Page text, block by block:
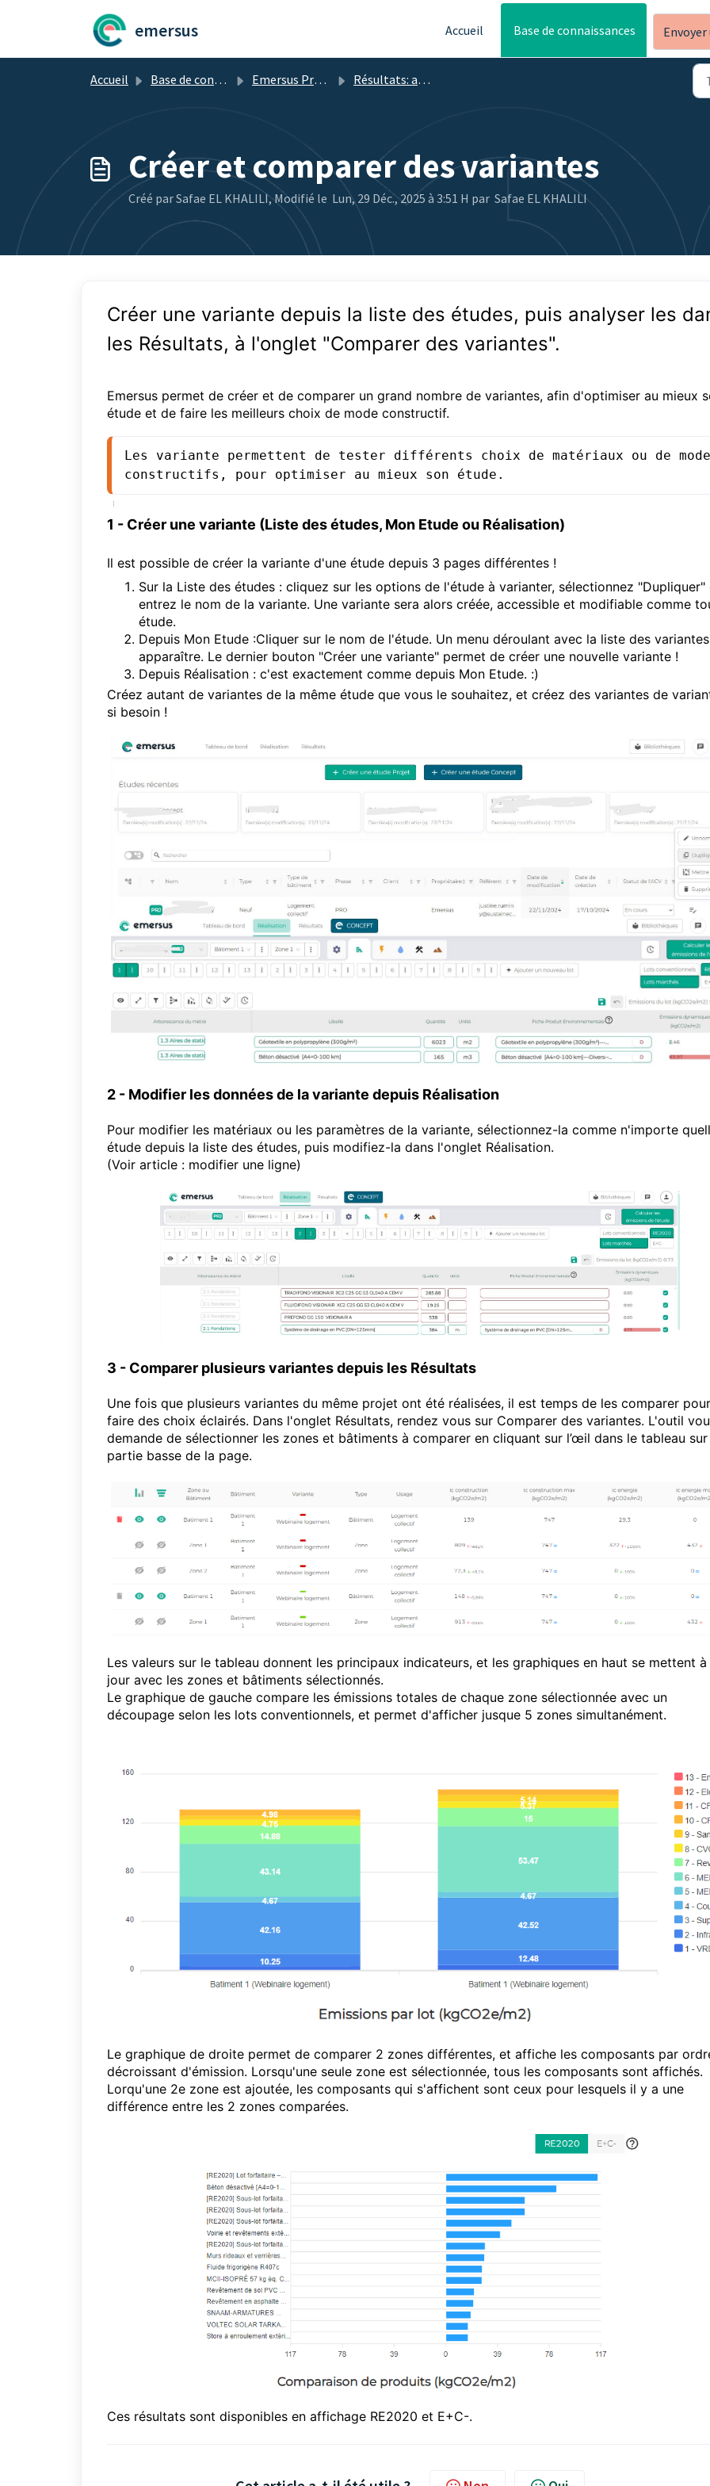
emersus Accueil Base de connaissances
Accueil Base de connaissances Emersus Projet Résultats: analyser et optimiser mon étude
Créer et comparer des variantes
Créé par Safae EL KHALILI, Modifié le Lun, 29 Déc., 2025 à 3:51 H par Safae EL KHALILI
Créer une variante depuis la liste des études, puis analyser les
les Résultats, à l'onglet "Comparer des variantes".
Emersus permet de créer et de comparer un grand nombre de variantes, afin d'optimiser au mieux
étude et de faire les meilleurs choix de mode constructif.
Les variante permettent de tester différents choix de matériaux ou de
constructifs, pour optimiser au mieux son étude.
1 - Créer une variante (Liste des études, Mon Etude ou Réalisation)
Il est possible de créer la variante d'une étude depuis 3 pages différentes !
Sur la Liste des études : cliquez sur les options de l'étude à varianter, sélectionnez "Dupliquer"
entrez le nom de la variante. Une variante sera alors créée, accessible et modifiable comme
étude.
Depuis Mon Etude :Cliquer sur le nom de l'étude. Un menu déroulant avec la liste des
apparaître. Le dernier bouton "Créer une variante" permet de créer une nouvelle variante !
Depuis Réalisation : c'est exactement comme depuis Mon Etude. :)
Créez autant de variantes de la même étude que vous le souhaitez, et créez des variantes de
si besoin !
2 - Modifier les données de la variante depuis Réalisation
Pour modifier les matériaux ou les paramètres de la variante, sélectionnez-la comme n'importe
étude depuis la liste des études, puis modifiez-la dans l'onglet Réalisation.
(Voir article : modifier une ligne)
3 - Comparer plusieurs variantes depuis les Résultats
Une fois que plusieurs variantes du même projet ont été réalisées, il est temps de les comparer pour
faire des choix éclairés. Dans l'onglet Résultats, rendez vous sur Comparer des variantes. L'outil
demande de sélectionner les zones et bâtiments à comparer en cliquant sur l’œil dans le tableau
partie basse de la page.
Les valeurs sur le tableau donnent les principaux indicateurs, et les graphiques en haut se mettent à
jour avec les zones et bâtiments sélectionnés.
Le graphique de gauche compare les émissions totales de chaque zone sélectionnée avec un
découpage selon les lots conventionnels, et permet d'afficher jusque 5 zones simultanément.
Le graphique de droite permet de comparer 2 zones différentes, et affiche les composants par
décroissant d'émission. Lorsqu'une seule zone est sélectionnée, tous les composants sont affichés.
Lorqu'une 2e zone est ajoutée, les composants qui s'affichent sont ceux pour lesquels il y a une
différence entre les 2 zones comparées.
Ces résultats sont disponibles en affichage RE2020 et E+C-.